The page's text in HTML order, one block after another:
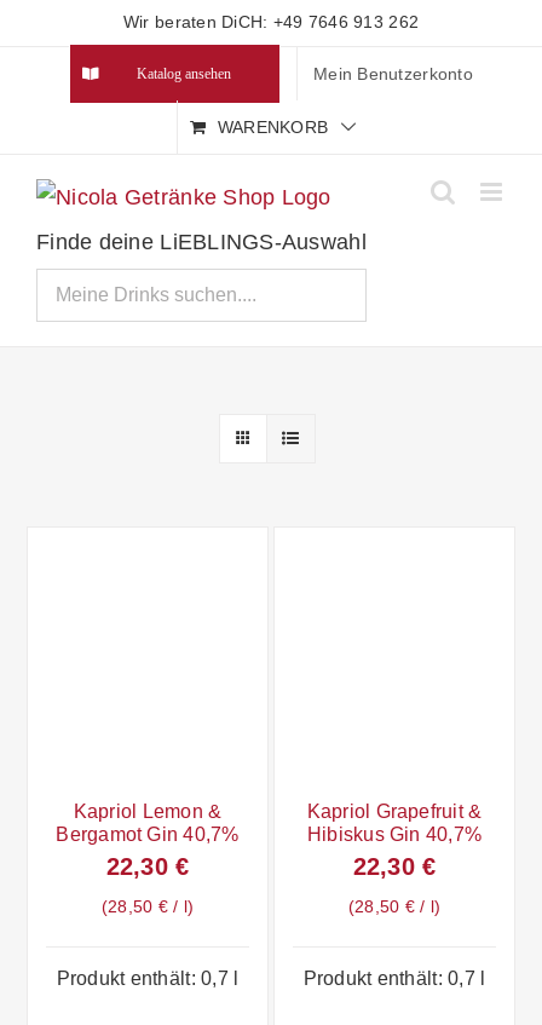
Wir beraten DiCH: +49 7646 913 262
Katalog ansehen Mein Benutzerkonto
WARENKORB
Finde deine LiEBLINGS-Auswahl
Kapriol Lemon &
Bergamot Gin 40,7%
22,30€
28,50 €/ l
Produkt enthält: 0,7 l
Kapriol Grapefruit &
Hibiskus Gin 40,7%
22,30€
28,50 €/ l
Produkt enthält: 0,7 l